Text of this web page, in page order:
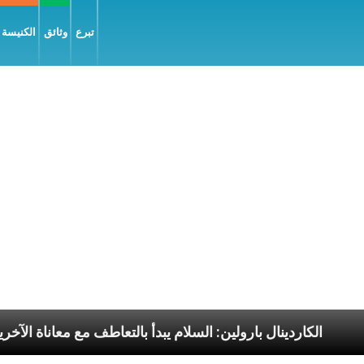
وثائق تبرع
الكاردينال بارولين: السلام يبدأ بالتعاطف الرسوليّة